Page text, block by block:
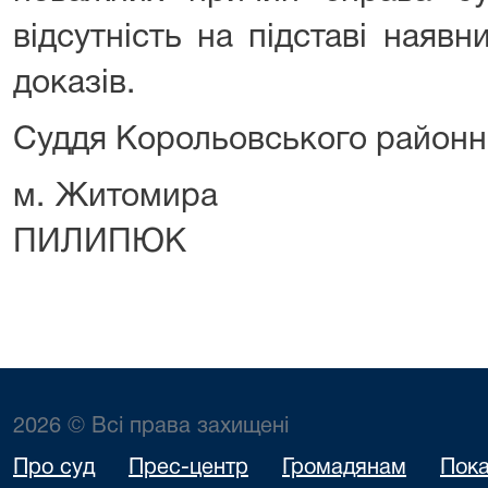
відсутність на підставі
доказів.
Суддя Корольовського
м.
ПИЛИПЮК
2026 © Всі права захищені
Про суд Прес-центр Громадянам